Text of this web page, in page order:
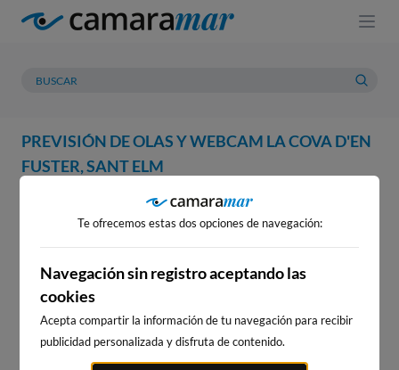
PREVISIÓN DE OLAS Y WEBCAM LA COVA D'EN
FUSTER, SANT ELM
PREVISIÓN METEOROLOGÍA
WEBCAM LA COVA D'EN
FUSTER, SANT ELM
WEBCAMS CERCANAS
Te ofrecemos estas dos opciones de navegación:
Navegación sin registro aceptando las
cookies
Acepta compartir la información de tu navegación para recibir
publicidad personalizada y disfruta de contenido.